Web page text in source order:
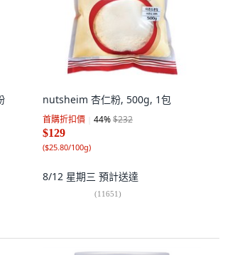
nutsheim 杏仁粉, 500g, 1包
首購折扣價 44%$232
$129
($25.80/100g)
8/12 星期三 預計送達
(11651)